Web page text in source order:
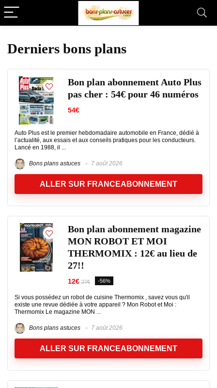
Derniers bons plans
Bon plan abonnement Auto Plus
pas cher : 54€ pour 46 numéros
54€
Auto Plus est le premier hebdomadaire automobile en France, dédié à
l’actualité, aux essais et aux conseils pratiques pour les conducteurs.
Lancé en 1988, il ...
Bons plans astuces 7 août 2026
ALLER SUR FRANCEABONNEMENT
Bon plan abonnement magazine
MON ROBOT ET MOI
THERMOMIX : 12€ au lieu de
27!!
12€ 27€ -56%
Si vous possédez un robot de cuisine Thermomix , savez vous qu'il
existe une revue dédiée à votre appareil ? Mon Robot et Moi :
Thermomix Le magazine MON ...
Bons plans astuces 7 août 2026
ALLER SUR FRANCEABONNEMENT